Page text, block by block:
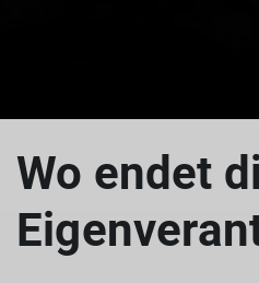
Wo endet